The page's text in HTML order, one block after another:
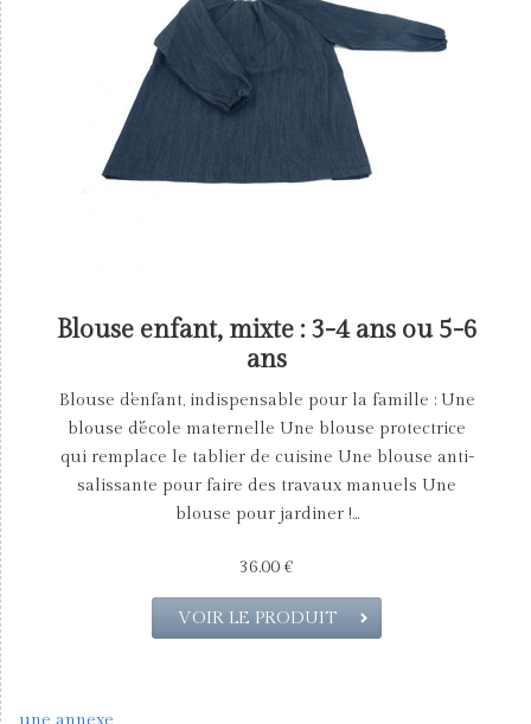
Blouse enfant, mixte : 3-4 ans ou 5-6
ans
Blouse d'enfant, indispensable pour la famille : Une
blouse d'école maternelle Une blouse protectrice
qui remplace le tablier de cuisine Une blouse anti-
salissante pour faire des travaux manuels Une
blouse pour jardiner !...
36.00 €
VOIR LE PRODUIT